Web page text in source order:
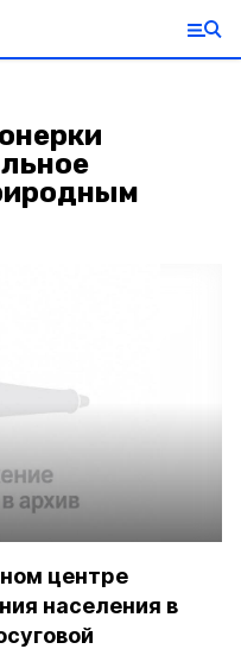
центре
населения в